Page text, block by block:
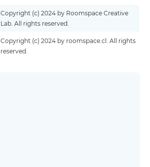
Copyright (c) 2024 by Roomspace Creative
Lab. All rights reserved.
Copyright (c) 2024 by roomspace.cl. All rights
reserved.